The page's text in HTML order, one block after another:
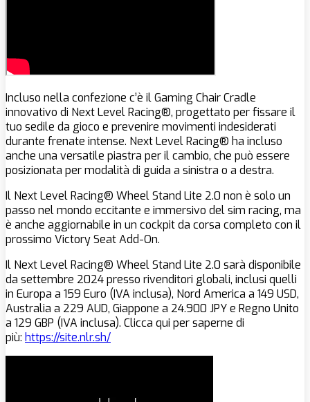
Incluso nella confezione c’è il Gaming Chair Cradle
innovativo di Next Level Racing®, progettato per fissare il
tuo sedile da gioco e prevenire movimenti indesiderati
durante frenate intense. Next Level Racing® ha incluso
anche una versatile piastra per il cambio, che può essere
posizionata per modalità di guida a sinistra o a destra.
Il Next Level Racing® Wheel Stand Lite 2.0 non è solo un
passo nel mondo eccitante e immersivo del sim racing, ma
è anche aggiornabile in un cockpit da corsa completo con il
prossimo Victory Seat Add-On.
Il Next Level Racing® Wheel Stand Lite 2.0 sarà disponibile
da settembre 2024 presso rivenditori globali, inclusi quelli
in Europa a 159 Euro (IVA inclusa), Nord America a 149 USD,
Australia a 229 AUD, Giappone a 24.900 JPY e Regno Unito
a 129 GBP (IVA inclusa). Clicca qui per saperne di
più: https://site.nlr.sh/